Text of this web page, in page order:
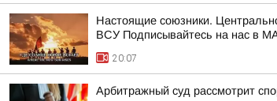
Настоящие союзники.
ВСУ Подписывайтесь на нас в
20:07
Арбитражный суд рассмотрит